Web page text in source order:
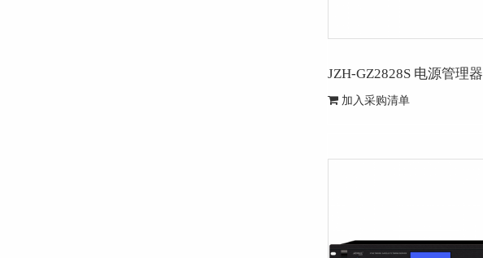
JZH-GZ2828S 电源管理器
加入采购清单